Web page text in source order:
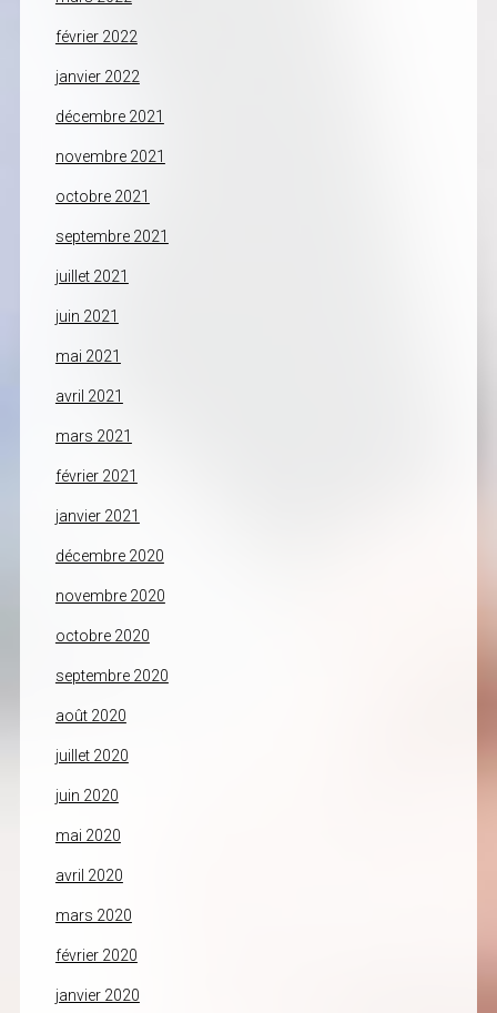
février 2022
janvier 2022
décembre 2021
novembre 2021
octobre 2021
septembre 2021
juillet 2021
juin 2021
mai 2021
avril 2021
mars 2021
février 2021
janvier 2021
décembre 2020
novembre 2020
octobre 2020
septembre 2020
août 2020
juillet 2020
juin 2020
mai 2020
avril 2020
mars 2020
février 2020
janvier 2020